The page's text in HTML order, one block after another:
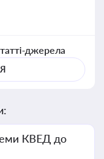
джерела
КВЕД до